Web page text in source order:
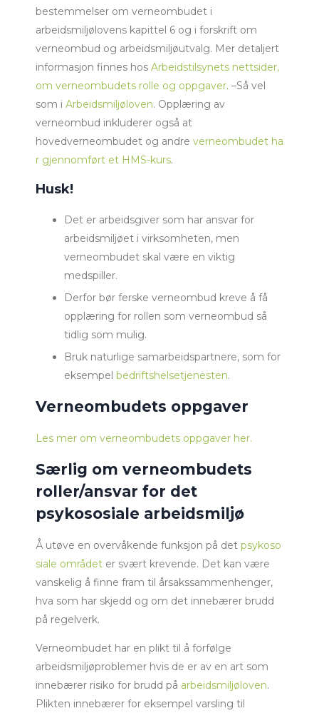
bestemmelser om verneombudet i
arbeidsmiljølovens kapittel 6 og i forskrift om
verneombud og arbeidsmiljøutvalg. Mer detaljert
informasjon finnes hos Arbeidstilsynets nettsider,
om verneombudets rolle og oppgaver. –Så vel
som i Arbeidsmiljøloven. Opplæring av
verneombud inkluderer også at
hovedverneombudet og andre verneombudet ha
r gjennomført et HMS-kurs.
Husk!
Det er arbeidsgiver som har ansvar for
arbeidsmiljøet i virksomheten, men
verneombudet skal være en viktig
medspiller.
Derfor bør ferske verneombud kreve å få
opplæring for rollen som verneombud så
tidlig som mulig.
Bruk naturlige samarbeidspartnere, som for
eksempel bedriftshelsetjenesten.
Verneombudets oppgaver
Les mer om verneombudets oppgaver her.
Særlig om verneombudets
roller/ansvar for det
psykososiale arbeidsmiljø
Å utøve en overvåkende funksjon på det psykoso
siale området er svært krevende. Det kan være
vanskelig å finne fram til årsakssammenhenger,
hva som har skjedd og om det innebærer brudd
på regelverk.
Verneombudet har en plikt til å forfølge
arbeidsmiljøproblemer hvis de er av en art som
innebærer risiko for brudd på arbeidsmiljøloven.
Plikten innebærer for eksempel varsling til